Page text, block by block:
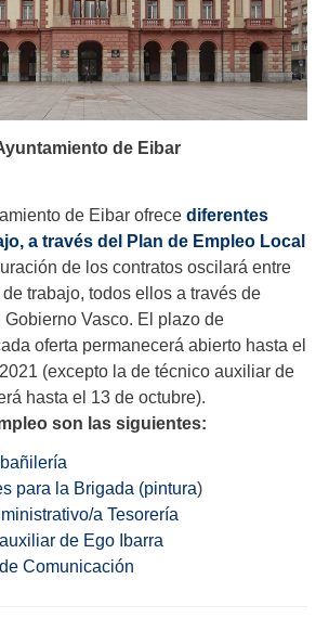
de Eibar
de Eibar ofrece diferentes
a través del Plan de Empleo Local
de los contratos oscilará entre
de trabajo, todos ellos a través de
Vasco. El plazo de
oferta permanecerá abierto hasta el
(excepto la de técnico auxiliar de
hasta el 13 de octubre).
son las siguientes:
para la Brigada (pintura)
a Tesorería
de Ego Ibarra
Comunicación